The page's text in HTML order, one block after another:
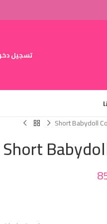
تسجيل
Short Babydoll
Short